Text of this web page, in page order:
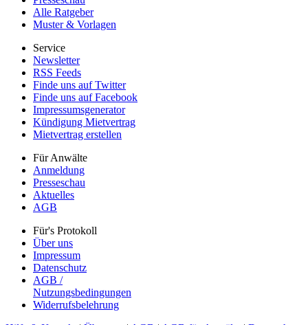
Alle Ratgeber
Muster & Vorlagen
Service
Newsletter
RSS Feeds
Finde uns auf Twitter
Finde uns auf Facebook
Impressumsgenerator
Kündigung Mietvertrag
Mietvertrag erstellen
Für Anwälte
Anmeldung
Presseschau
Aktuelles
AGB
Für's Protokoll
Über uns
Impressum
Datenschutz
AGB /
Nutzungsbedingungen
Widerrufsbelehrung